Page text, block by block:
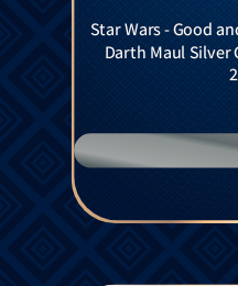
Star Wars - Good
Darth Maul Silver